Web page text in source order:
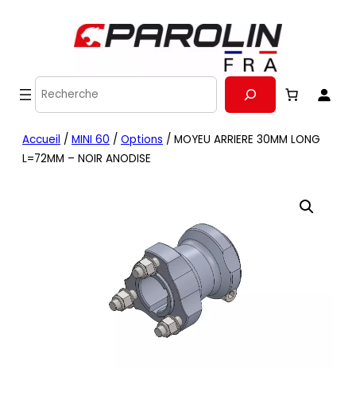
Recherche
Accueil / MINI 60 / Options / MOYEU ARRIERE 30MM LONG
L=72MM – NOIR ANODISE